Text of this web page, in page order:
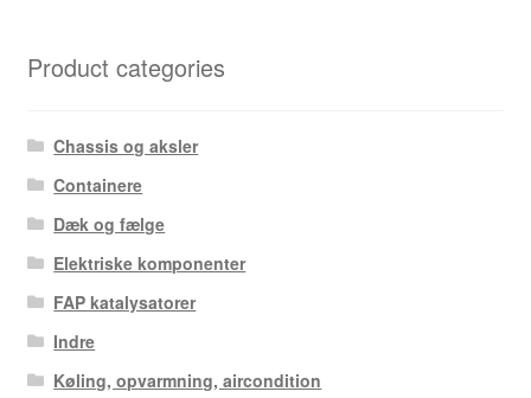
Product categories
Chassis og aksler
Containere
Dæk og fælge
Elektriske komponenter
FAP katalysatorer
Indre
Køling, opvarmning, aircondition